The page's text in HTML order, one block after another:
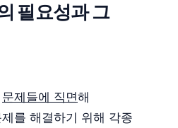
필요성과 그
문제들에 직면해
를 해결하기 위해 각종